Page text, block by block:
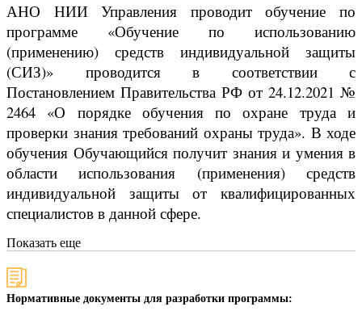
АНО НИИ Управления проводит обучение по
программе «Обучение по использованию
(применению) средств индивидуальной защиты
(СИЗ)» проводится в соответствии с
Постановлением Правительства РФ от 24.12.2021 №
2464 «О порядке обучения по охране труда и
проверки знания требований охраны труда». В ходе
обучения Обучающийся получит знания и умения в
области использования (применения) средств
индивидуальной защиты от квалифицированных
специалистов в данной сфере.
Показать еще
Нормативные документы для разработки программы: